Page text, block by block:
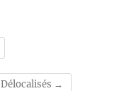
Délocalisés →